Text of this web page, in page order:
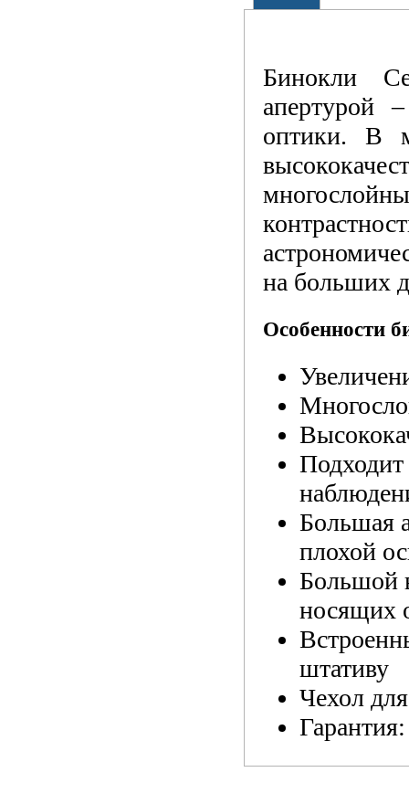
Бинокли
апертурой
оптики. В
на больших
Особенности
Большая
плохой
Большой
носящих
штативу
Чехол